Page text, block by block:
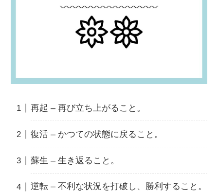
再起 – 再び立ち上がること。
復活 – かつての状態に戻ること。
蘇生 – 生き返ること。
逆転 – 不利な状況を打破し、勝利すること。